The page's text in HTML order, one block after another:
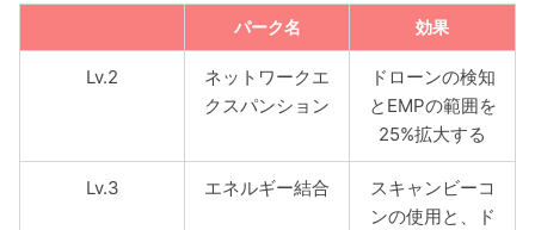
パーク名 効果
Lv.2
ネットワークエ
クスパンション
ドローンの検知
とEMPの範囲を
25%拡大する
Lv.3 エネルギー結合
スキャンビーコ
ンの使用と、ド